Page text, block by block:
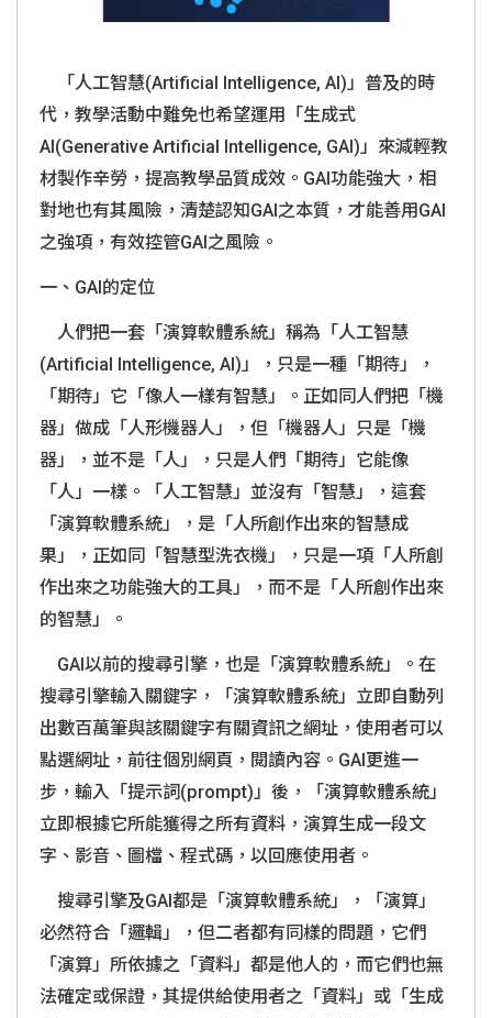
「人工智慧(Artificial Intelligence, AI)」普及的時
代，教學活動中難免也希望運用「生成式
AI (Generative Artificial Intelligence, GAI)」來減輕教
材製作辛勞，提高教學品質成效。 GAI 功能強大，相
對地也有其風險，清楚認知GAI 之本質，才能善用 GAI
之強項，有效控管GAI 之風險。
一、 GAI 的定位
人們把一套「演算軟體系統」稱為「人工智慧
(Artificial Intelligence, AI)」，只是一種「期待」，
「期待」它「像人一樣有智慧」。正如同人們把「機
器」做成「人形機器人」，但「機器人」只是「機
器」，並不是「人」，只是人們「期待」它能像
「人」一樣。「人工智慧」並沒有「智慧」，這套
「演算軟體系統」，是「人所創作出來的智慧成
果」，正如同「智慧型洗衣機」，只是一項「人所創
作出來之功能強大的工具」，而不是「人所創作出來
的智慧」。
GAI 以前的搜尋引擎，也是「演算軟體系統」。在
搜尋引擎輸入關鍵字，「演算軟體系統」立即自動列
出數百萬筆與該關鍵字有關資訊之網址，使用者可以
點選網址，前往個別網頁，閱讀內容。 GAI 更進一
步，輸入「提示詞(prompt)」後，「演算軟體系統」
立即根據它所能獲得之所有資料，演算生成一段文
字、影音、圖檔、程式碼，以回應使用者。
搜尋引擎及GAI 都是「演算軟體系統」，「演算」
必然符合「邏輯」，但二者都有同樣的問題，它們
「演算」所依據之「資料」都是他人的，而它們也無
法確定或保證，其提供給使用者之「資料」或「生成